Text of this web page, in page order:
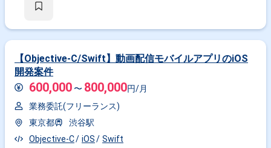
【Objective-C/Swift】動画配信モバイルアプリのiOS
開発案件
600,000 〜 800,000円/月
業務委託(フリーランス)
東京都
渋谷駅
Objective-C
iOS
Swift